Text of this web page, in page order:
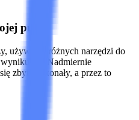
pracy
używając różnych narzędzi do
AI. Nadmiernie
zbyt doskonały, a przez to